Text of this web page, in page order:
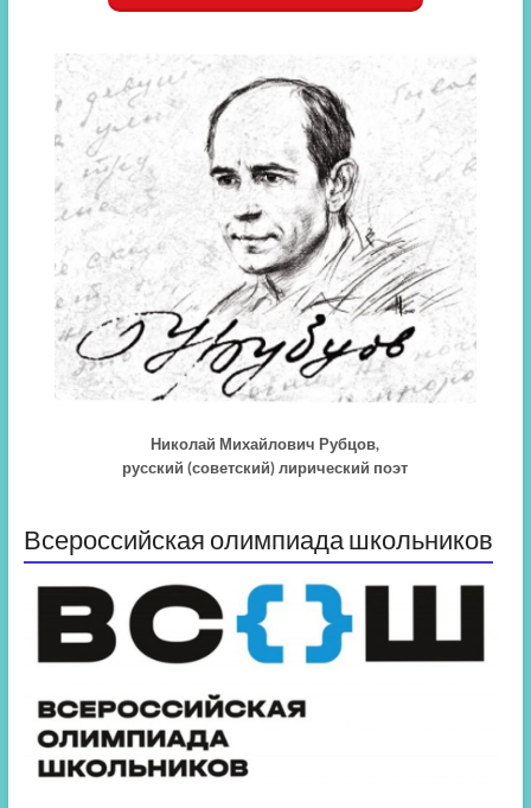
Николай Михайлович Рубцов,
русский (советский) лирический поэт
Всероссийская олимпиада школьников